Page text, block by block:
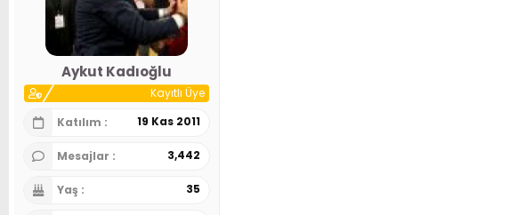
Aykut Kadıoğlu
Kayıtlı Üye
Katılım
19 Kas 2011
Mesajlar 3,442
Yaş 35